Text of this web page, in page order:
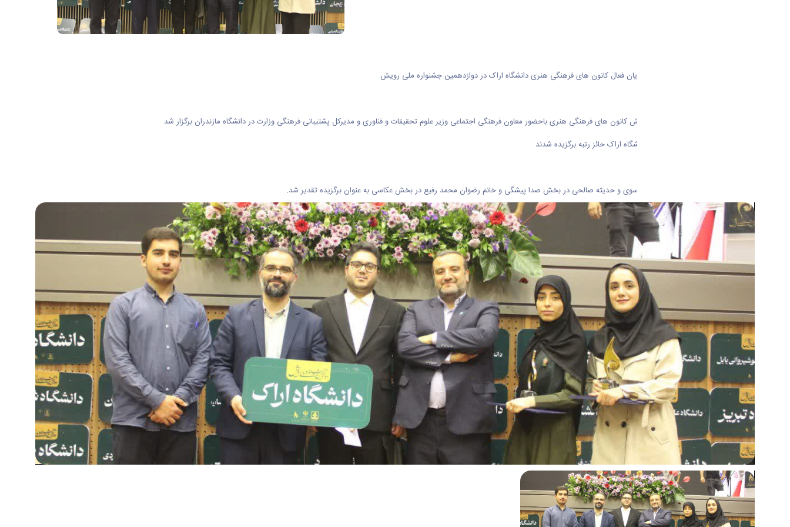
کسب سه عنوان برگزیده توسط دانشجویان فعال کانون های فرهنگی هنری دانشگاه اراک در دوازدهمین جشنواره ملی رویش
اختتامیه دوازدهمین جشنواره ملی رویش کانون های فرهنگی هنری باحضور معاون فرهنگی اجتماعی وزیر علوم تحقیقات و فناوری و مدیرکل پشتیبانی فرهنگی وزارت در دانشگاه مازندران برگزار شد
در این مراسم سه نفر از دانشجویان دانشگاه اراک حائز رتبه برگزیده شدند
در این مراسم از خانم ها سیده اسرا موسوی و حدیثه صالحی در بخش صدا پیشگی و خانم رضوان محمد رفیع در بخش عکاسی به عنوان برگزیده تقدیر شد.